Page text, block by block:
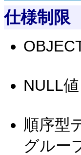
仕様制限
NULL
順序型
グルー